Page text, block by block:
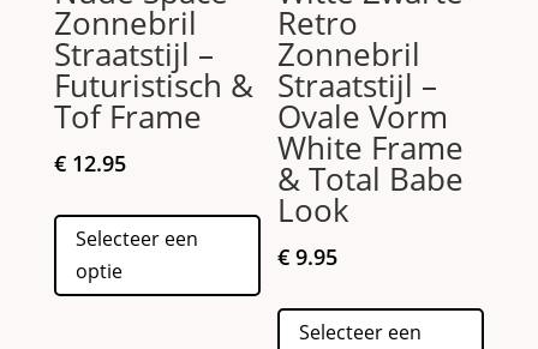
Zonnebril
Straatstijl –
Futuristisch &
Tof Frame
€12.95
Selecteer een
optie
heeft
meerdere
variaties.
Retro
Zonnebril
Straatstijl –
Ovale Vorm
White Frame
& Total Babe
Look
€ 9.95
Selecteer een